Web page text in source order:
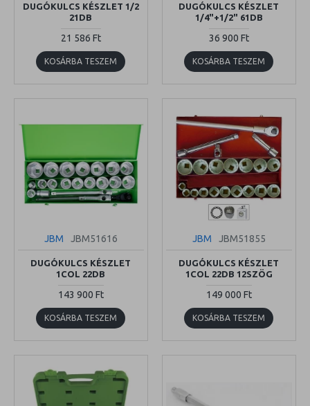
DUGÓKULCS KÉSZLET 1/2
21DB
21 586 Ft
KOSÁRBA TESZEM
DUGÓKULCS KÉSZLET
1/4"+1/2" 61DB
36 900 Ft
KOSÁRBA TESZEM
JBM JBM51616
DUGÓKULCS KÉSZLET
1COL 22DB
143 900 Ft
KOSÁRBA TESZEM
JBM JBM51855
DUGÓKULCS KÉSZLET
1COL 22DB 12SZÖG
149 000 Ft
KOSÁRBA TESZEM